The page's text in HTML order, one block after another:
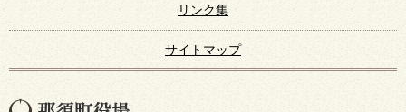
リンク集
サイトマップ